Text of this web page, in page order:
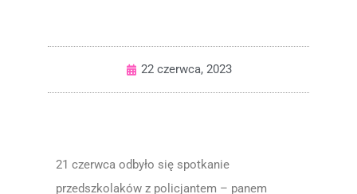
22 czerwca, 2023
21 czerwca odbyło się spotkanie
przedszkolaków z policjantem – panem